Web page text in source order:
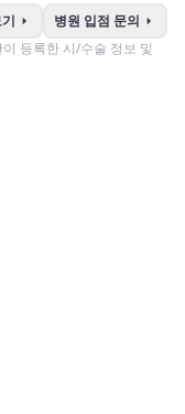
arrow_right 병원 입점 문의 arrow_right
등록한 시/수술 정보 및